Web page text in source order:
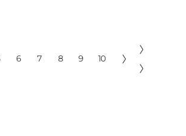
6 7 8 9 10 〉
〉
〉